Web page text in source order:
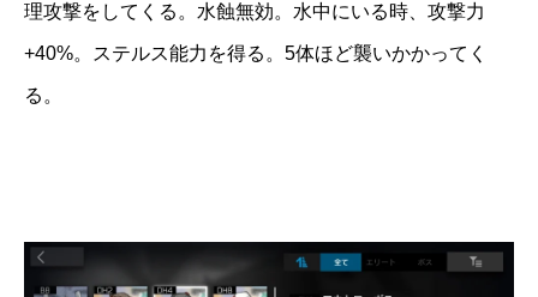
理攻撃をしてくる。水蝕無効。水中にいる時、攻撃力
+40%。ステルス能力を得る。5体ほど襲いかかってく
る。